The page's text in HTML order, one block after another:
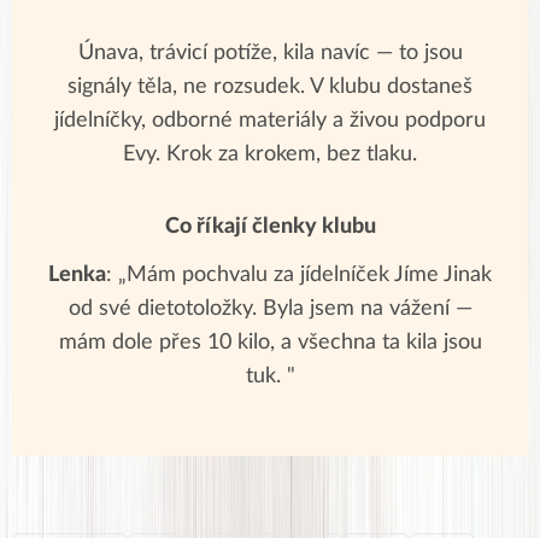
Únava, trávicí potíže, kila navíc — to jsou
signály těla, ne rozsudek. V klubu dostaneš
jídelníčky, odborné materiály a živou podporu
Evy. Krok za krokem, bez tlaku.
Co říkají členky klubu
Lenka: „Mám pochvalu za jídelníček Jíme Jinak
od své dietotoložky. Byla jsem na vážení —
mám dole přes 10 kilo, a všechna ta kila jsou
tuk. "